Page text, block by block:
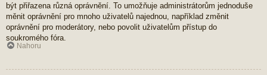
být přiřazena různá oprávnění. To umožňuje administrátorům jednoduše
měnit oprávnění pro mnoho uživatelů najednou, například změnit
oprávnění pro moderátory, nebo povolit uživatelům přístup do
soukromého fóra.
Nahoru